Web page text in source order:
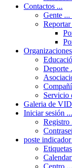
Contactos ...
Gente ...
Deporte
Servicio
Galeria de
Iniciar sesión ...
Registro
poste
Centro ...